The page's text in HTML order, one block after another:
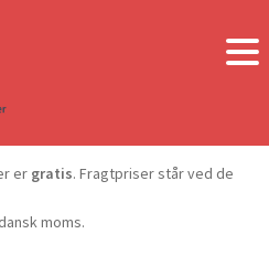
er gratis. Fragtpriser står ved de
moms.